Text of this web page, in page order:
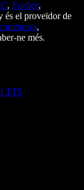
, Forbes,
és el proveïdor de
news,
ne més.
TTS